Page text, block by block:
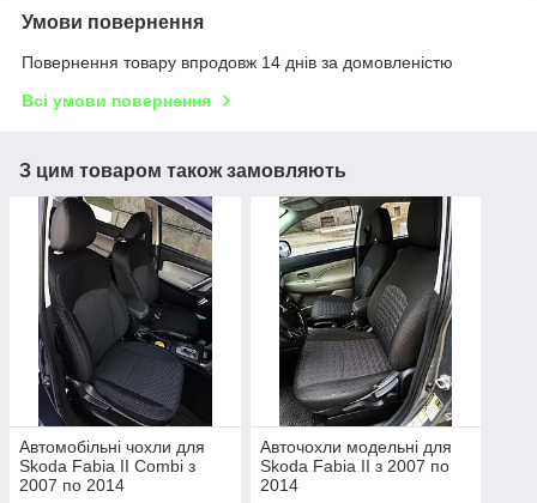
Умови повернення
Повернення товару впродовж 14 днів за домовленістю
Всі умови повернення
З цим товаром також замовляють
Автомобільні чохли для
Skoda Fabia II Combi з
2007 по 2014
Авточохли модельні для
Skoda Fabia II з 2007 по
2014